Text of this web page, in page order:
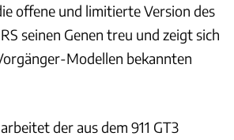
offene und limitierte Version des
seinen Genen treu und zeigt sich
Modellen bekannten
der aus dem 911 GT3